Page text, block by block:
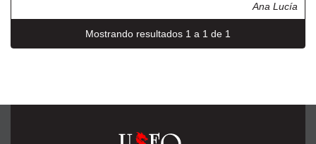
Ana Lucía
Mostrando resultados 1 a 1 de 1